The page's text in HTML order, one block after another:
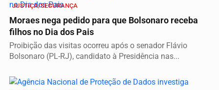
JUSTIÇA/SEGURANÇA
Moraes nega pedido para que Bolsonaro receba
filhos no Dia dos Pais
Proibição das visitas ocorreu após o senador Flávio
Bolsonaro (PL-RJ), candidato à Presidência nas...